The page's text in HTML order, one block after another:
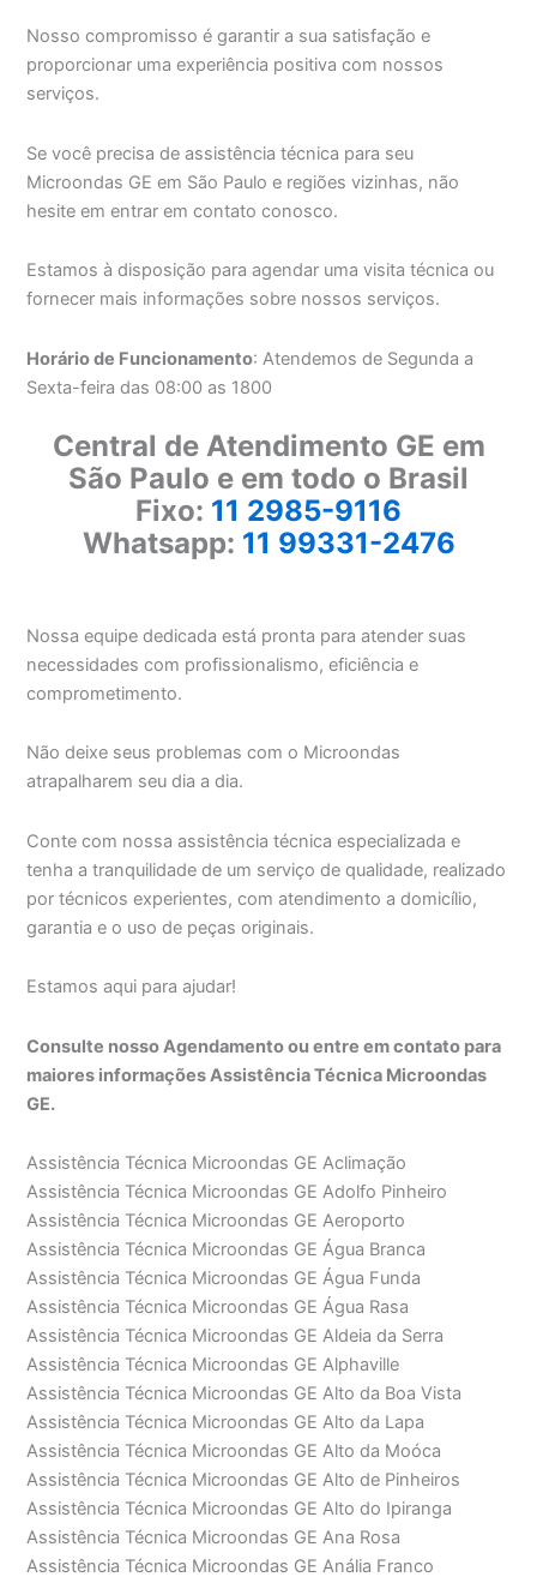
Nosso compromisso é garantir a sua satisfação e
proporcionar uma experiência positiva com nossos
serviços.
Se você precisa de assistência técnica para seu
Microondas GE em São Paulo e regiões vizinhas, não
hesite em entrar em contato conosco.
Estamos à disposição para agendar uma visita técnica ou
fornecer mais informações sobre nossos serviços.
Horário de Funcionamento: Atendemos de Segunda a
Sexta-feira das 08:00 as 1800
Central de Atendimento GE em
São Paulo e em todo o Brasil
Fixo: 11 2985-9116
Whatsapp: 11 99331-2476
Nossa equipe dedicada está pronta para atender suas
necessidades com profissionalismo, eficiência e
comprometimento.
Não deixe seus problemas com o Microondas
atrapalharem seu dia a dia.
Conte com nossa assistência técnica especializada e
tenha a tranquilidade de um serviço de qualidade, realizado
por técnicos experientes, com atendimento a domicílio,
garantia e o uso de peças originais.
Estamos aqui para ajudar!
Consulte nosso Agendamento ou entre em contato para
maiores informações Assistência Técnica Microondas
GE.
Assistência Técnica Microondas GE Aclimação
Assistência Técnica Microondas GE Adolfo Pinheiro
Assistência Técnica Microondas GE Aeroporto
Assistência Técnica Microondas GE Água Branca
Assistência Técnica Microondas GE Água Funda
Assistência Técnica Microondas GE Água Rasa
Assistência Técnica Microondas GE Aldeia da Serra
Assistência Técnica Microondas GE Alphaville
Assistência Técnica Microondas GE Alto da Boa Vista
Assistência Técnica Microondas GE Alto da Lapa
Assistência Técnica Microondas GE Alto da Moóca
Assistência Técnica Microondas GE Alto de Pinheiros
Assistência Técnica Microondas GE Alto do Ipiranga
Assistência Técnica Microondas GE Ana Rosa
Assistência Técnica Microondas GE Anália Franco